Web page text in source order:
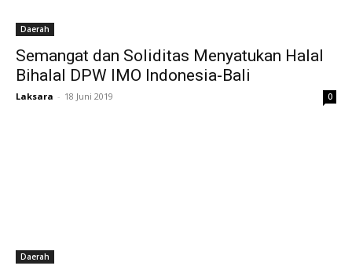
Daerah
Semangat dan Soliditas Menyatukan Halal
Bihalal DPW IMO Indonesia-Bali
Laksara - 18 Juni 2019 0
Daerah